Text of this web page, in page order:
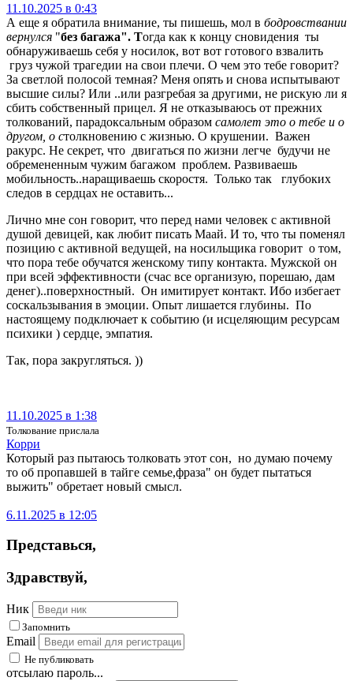
11.10.2025 в 0:43
А еще я обратила внимание, ты пишешь, мол в бодровствании
вернулся "без багажа". Тогда как к концу сновидения ты
обнаруживаешь себя у носилок, вот вот готового взвалить
груз чужой трагедии на свои плечи. О чем это тебе говорит?
За светлой полосой темная? Меня опять и снова испытывают
высшие силы? Или ..или разгребая за другими, не рискую ли я
сбить собственный прицел. Я не отказываюсь от прежних
толкований, парадоксальным образом самолет это о тебе и о
другом, о столкновению с жизнью. О крушении. Важен
ракурс. Не секрет, что двигаться по жизни легче будучи не
обремененным чужим багажом проблем. Развиваешь
мобильность..наращиваешь скоростя. Только так глубоких
следов в сердцах не оставить...
Лично мне сон говорит, что перед нами человек с активной
душой девицей, как любит писать Маай. И то, что ты поменял
позицию с активной ведущей, на носильщика говорит о том,
что пора тебе обучатся женскому типу контакта. Мужской он
при всей эффективности (счас все организую, порешаю, дам
денег)..поверхностный. Он имитирует контакт. Ибо избегает
соскальзывания в эмоции. Опыт лишается глубины. По
настоящему подключает к событию (и исцеляющим ресурсам
психики ) сердце, эмпатия.
Так, пора закругляться. ))
11.10.2025 в 1:38
Толкование прислала
Корри
Который раз пытаюсь толковать этот сон, но думаю почему
то об пропавшей в тайге семье,фраза" он будет пытаться
выжить" обретает новый смысл.
6.11.2025 в 12:05
Представься,
Здравствуй,
Ник
Запомнить
Email
Не публиковать
отсылаю пароль...